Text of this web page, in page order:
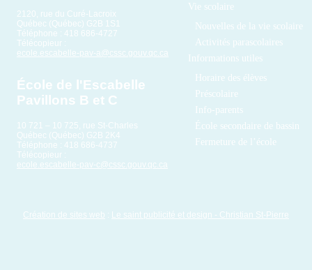
2120, rue du Curé-Lacroix
Québec (Québec) G2B 1S1
Téléphone : 418 686-4727
Télécopieur :
ecole.escabelle-pav-a@cssc.gouv.qc.ca
École de l'Escabelle
Pavillons B et C
10 721 – 10 725, rue St-Charles
Québec (Québec) G2B 2K4
Téléphone : 418 686-4737
Télécopieur :
ecole.escabelle-pav-c@cssc.gouv.qc.ca
Vie scolaire
Nouvelles de la vie scolaire
Activités parascolaires
Informations utiles
Horaire des élèves
Préscolaire
Info-parents
École secondaire de bassin
Fermeture de l’école
Création de sites web : Le saint publicité et design - Christian St-Pierre